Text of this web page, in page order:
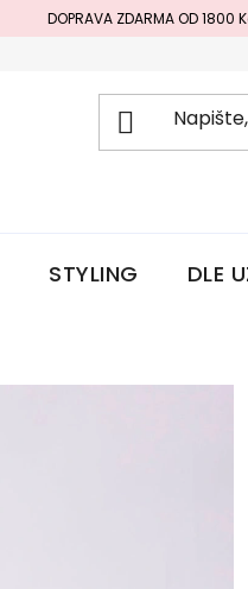
DOPRAVA ZDARMA OD 1800
STYLING DLE